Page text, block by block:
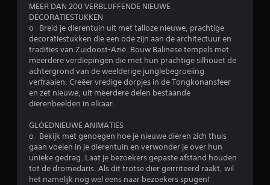
/
5
s
r
r
MEER DAN 200 VERBLUFFENDE NIEUWE
DECORATIESTUKKEN
o Breid je dierentuin uit met talloze nieuwe, prachtige
decoratiestukken die een ode zijn aan de architectuur en
tradities van Zuidoost-Azië. Bouw Balinese tempels met
meerdere verdiepingen die met hun prachtige silhouet de
achtergrond van de weelderige junglebegroeiing
verfraaien. Creëer vredige dorpjes in de Tongkonansfeer
en zet nieuwe, uit meerdere delen bestaande
dierenbeelden in elkaar.
GLOEDNIEUWE ANIMATIES
o Bekijk met genoegen hoe je nieuwe dieren zich thuis
gaan voelen in je dierentuin en verwonder je over hun
unieke gedrag. Laat je bezoekers gepaste afstand houden
tot de dromedaris. Als dit trotse dier geïrriteerd raakt, wil
het namelijk nog wel eens naar bezoekers spugen!